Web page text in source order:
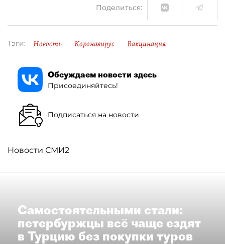
Поделиться:
Тэги: Новость Коронавирус Вакцинация
Обсуждаем новости здесь
Присоединяйтесь!
Подписаться на новости
Новости СМИ2
Самостоятельными стали:
петербуржцы всё чаще ездят
в Турцию без покупки туров